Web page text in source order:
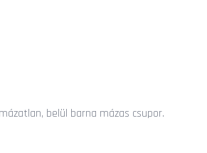
belül barna mázas csupor.